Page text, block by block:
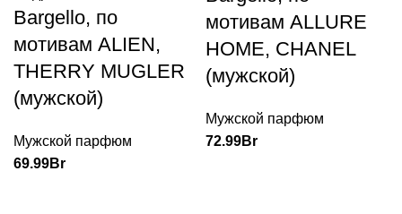
Bargello, по
мотивам ALIEN,
THERRY MUGLER
(мужской)
Мужской парфюм
69.99Br
мотивам ALLURE
HOME, CHANEL
(мужской)
Мужской парфюм
72.99Br